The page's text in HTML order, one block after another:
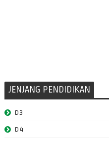
JENJANG PENDIDIKAN
D3
D4